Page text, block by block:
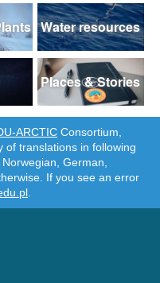
Water resources
Places & Stories
ARCTIC Consortium,
of translations in following
German,
If you see an error